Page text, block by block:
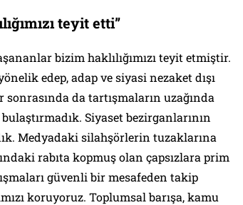
teyit etti”
bizim haklılığımızı teyit etmiştir.
edep, adap ve siyasi nezaket dışı
da tartışmaların uzağında
Siyaset bezirganlarının
Medyadaki silahşörlerin tuzaklarına
rabıta kopmuş olan çapsızlara prim
güvenli bir mesafeden takip
koruyoruz. Toplumsal barışa, kamu